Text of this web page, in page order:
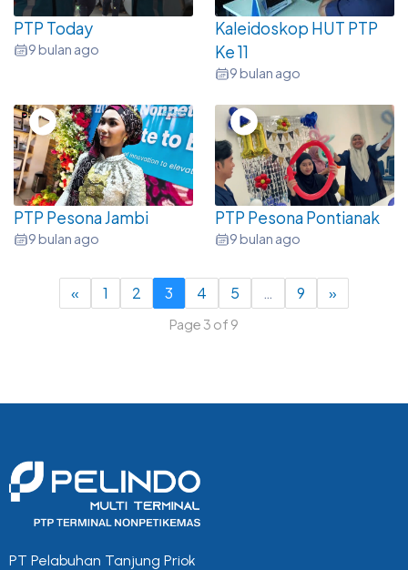
PTP Today
9 bulan ago
Kaleidoskop HUT PTP
Ke 11
9 bulan ago
PTP Pesona Jambi
9 bulan ago
PTP Pesona Pontianak
9 bulan ago
« 1 2 3 4 5 … 9 »
Page 3 of 9
PT Pelabuhan Tanjung Priok